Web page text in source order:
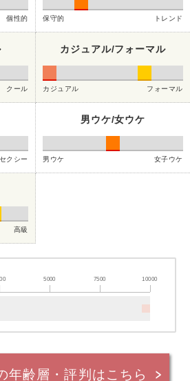
個性的 保守的 トレンド
クール
カジュアル/フォーマル
カジュアル フォーマル
セクシー
男ウケ/女ウケ
男ウケ 女子ウケ
高級
5000 7500 10000
年齢層・評判はこちら